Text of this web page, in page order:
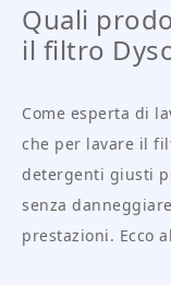
Quali
il filtro
Come esperta di
che per lavare il
detergenti giusti
senza
prestazioni. Ecco